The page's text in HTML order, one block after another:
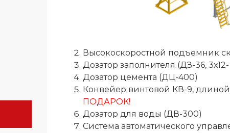
Высокоскоростной подъемник
Дозатор заполнителя (ДЗ-36,
Дозатор цемента (ДЦ-400)
Конвейер винтовой КВ-9,
ПОДАРОК!
Дозатор для воды (ДВ-300)
Система автоматического